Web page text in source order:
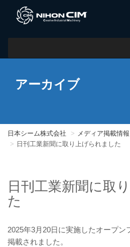
アーカイブ
日本シーム株式会社
メディア掲載情報
日刊工業新聞に取り上げられました
日刊工業新聞に取
た
2025年3月20日に実施したオープ
掲載されました。